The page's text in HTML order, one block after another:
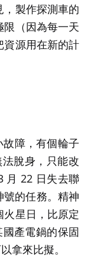
製作探測車的
限（因為每一天
資源用在新的計
障，有個輪子
脫身，只能改
月 22 日失去聯
號的任務。精神
星日，比原定
產電鍋的保固
拿來比擬。